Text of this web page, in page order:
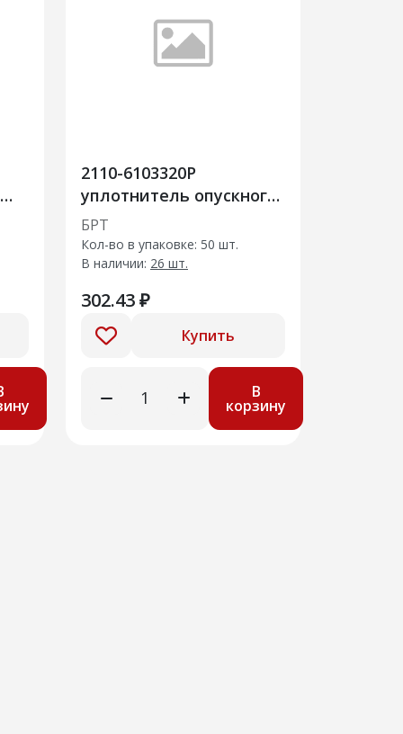
2110-6103320Р
уплотнитель опускного
стекла передней двери
внутренний
БРТ
Кол-во в упаковке: 50 шт.
В наличии: 26 шт.
302.43 ₽
Купить
В
корзину